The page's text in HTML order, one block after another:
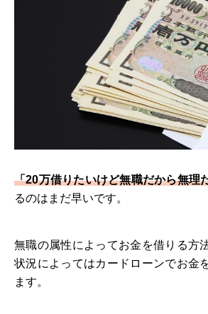
「20万借りたいけど無職だから無理
るのはまだ早いです。
無職の属性によってお金を借りる方
状況によってはカードローンでお金
ます。